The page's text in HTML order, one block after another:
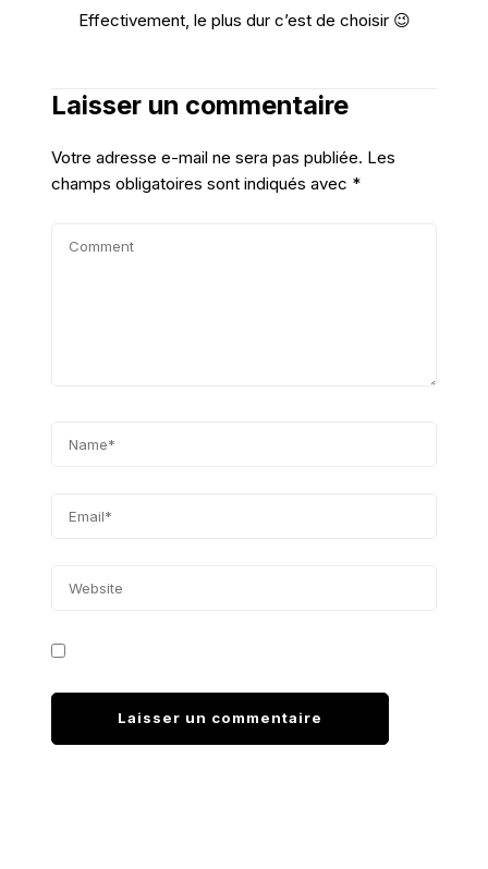
Effectivement, le plus dur c’est de choisir 😉
Laisser un commentaire
Votre adresse e-mail ne sera pas publiée. Les
champs obligatoires sont indiqués avec *